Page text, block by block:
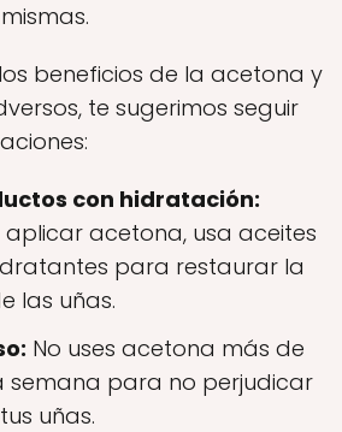
beneficios de la acetona y
te sugerimos seguir
con hidratación:
aplicar acetona, usa aceites
para restaurar la
las uñas.
No uses acetona más de
semana para no perjudicar
uñas.